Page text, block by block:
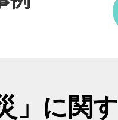
」に関